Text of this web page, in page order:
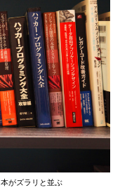
がズラリと並ぶ